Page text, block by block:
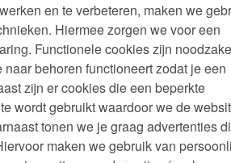
en te verbeteren, maken we
Hiermee zorgen we voor een
Functionele cookies zijn
behoren functioneert zodat je een
zijn er cookies die een beperkte
wordt gebruikt waardoor we de
tonen we je graag advertenties
maken we gebruik van